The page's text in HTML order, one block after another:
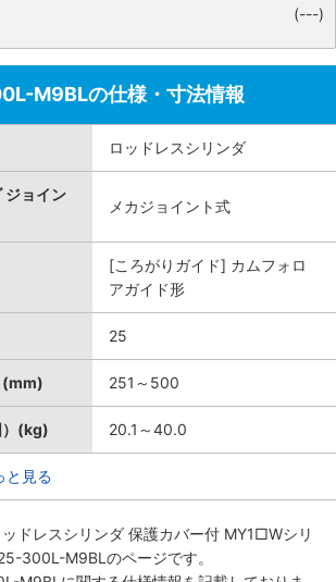
(---)
M9BLの仕様・寸法情報
ロッドレスシリンダ
ジョイン
メカジョイント式
[ころがりガイド] カムフォロ
アガイド形
25
(mm) 251～500
）(kg) 20.1～40.0
と見る
ドレスシリンダ 保護カバー付 MY1□Wシリ
300L-M9BLのページです。